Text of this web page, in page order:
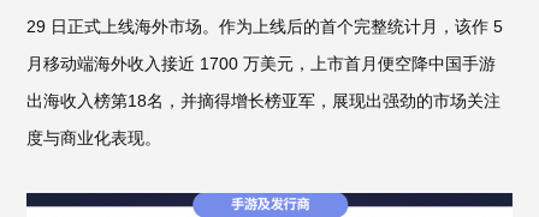
29 日正式上线海外市场。作为上线后的首个完整统计月，该作 5
月移动端海外收入接近 1700 万美元，上市首月便空降中国手游
出海收入榜第18名，并摘得增长榜亚军，展现出强劲的市场关注
度与商业化表现。